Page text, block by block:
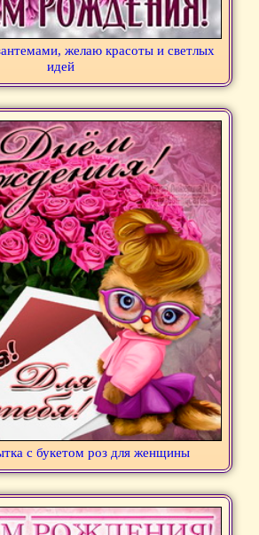
желаю красоты и светлых
идей
с букетом роз для женщины